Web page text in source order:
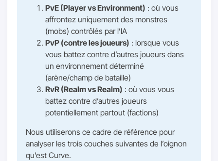
PvE (Player vs Environment) : où vous
affrontez uniquement des monstres
(mobs) contrôlés par l’IA
PvP (contre les joueurs) : lorsque vous
vous battez contre d’autres joueurs dans
un environnement déterminé
(arène/champ de bataille)
RvR (Realm vs Realm) : où vous vous
battez contre d’autres joueurs
potentiellement partout (factions)
Nous utiliserons ce cadre de référence pour
analyser les trois couches suivantes de l’oignon
qu’est Curve.